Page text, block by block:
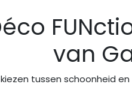
van
tussen schoonheid